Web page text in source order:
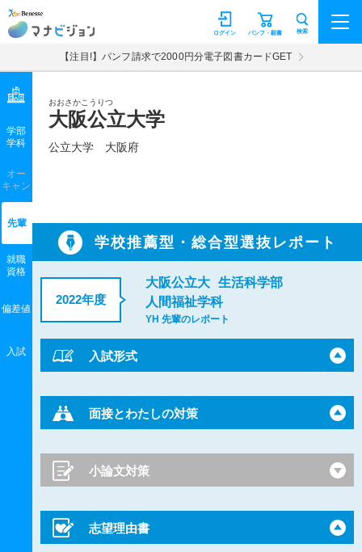
マナビジョン パンフ・願書
ログイン 検索
【注目!】パンフ請求で2000円分電子図書カードGET
おおさかこうりつ
大阪公立大学
公立大学 大阪府
学部
学科
オー
キャン
先輩
就職
資格
偏差値
入試
学校推薦型・総合型選抜レポート
2022年度
大阪公立大 生活科学部
人間福祉学科
YH 先輩のレポート
入試形式
面接とわたしの対策
小論文対策
志望理由書